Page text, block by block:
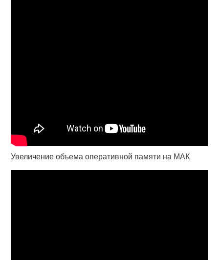
Увеличение объема оперативной памяти на МАК